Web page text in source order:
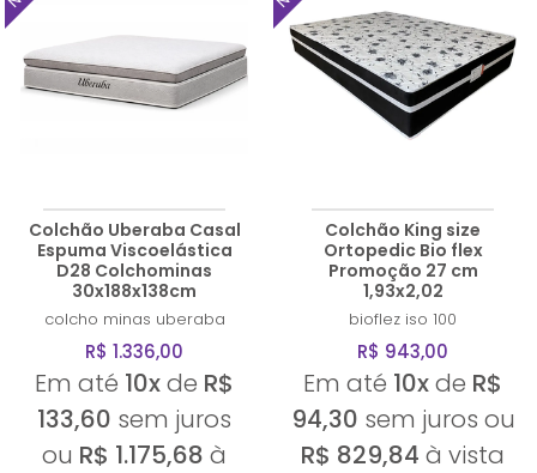
Colchão Uberaba Casal
Espuma Viscoelástica
D28 Colchominas
30x188x138cm
colcho minas uberaba
R$ 1.336,00
Em até 10xde R$
133,60 sem juros
ou R$ 1.175,68 à
Colchão King size
Ortopedic Bio flex
Promoção 27 cm
1,93x2,02
bioflez iso 100
R$ 943,00
Em até 10xde R$
94,30 sem juros ou
R$ 829,84 à vista